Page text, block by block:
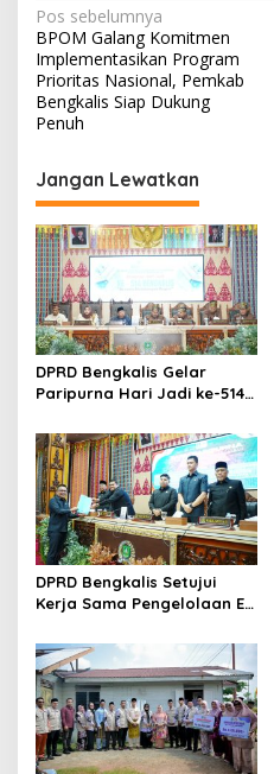
N
a
v
i
a
s
i
p
o
s
Pos sebelumnya
BPOM Galang Komitmen
Implementasikan Program
Prioritas Nasional, Pemkab
Bengkalis Siap Dukung
Penuh
Jangan Lewatkan
DPRD Bengkalis Gelar
Paripurna Hari Jadi ke-514
Semangat Membangun
Negeri Junjungan.
DPRD Bengkalis Setujui
Kerja Sama Pengelolaan E-
Sungai Selari.